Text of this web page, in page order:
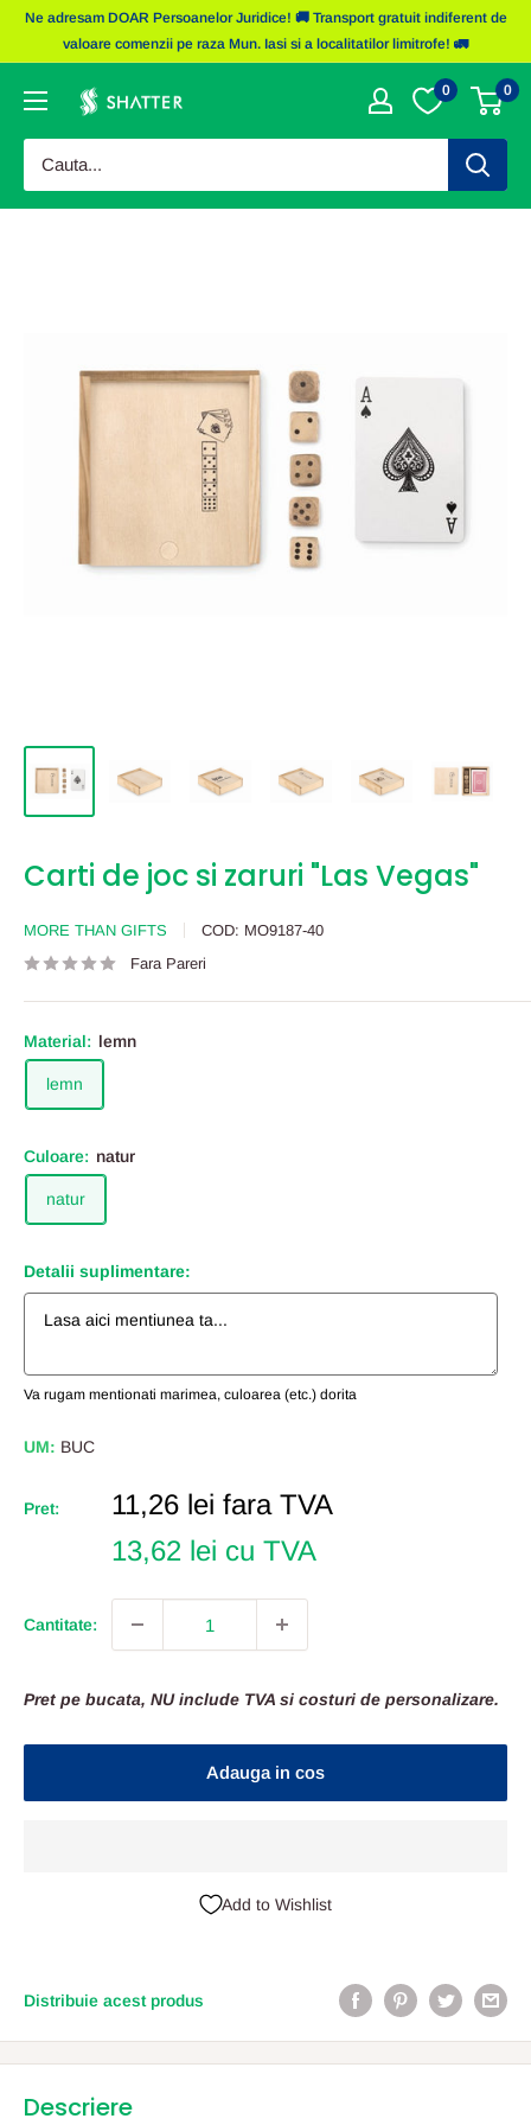
SaritiNe adresam DOAR Persoanelor Juridice! 🚚 Transport gratuit indiferent de
valoare comenzii pe raza Mun. Iasi si a localitatilor limitrofe! 🚛
Obiecte
Shatter
0 0
Carti de joc si zaruri "Las Vegas"
MORE THAN GIFTS COD: MO9187-40
Fara Pareri
Material: lemn
lemn
Culoare: natur
natur
Detalii suplimentare:
Va rugam mentionati marimea, culoarea (etc.) dorita
UM: BUC
Pret:
Pret
11,26 lei fara TVA
13,62 lei cu TVA
Cantitate:
Pret pe bucata, NU include TVA si costuri de personalizare.
Adauga in cos
Add to Wishlist
Distribuie acest produs
Descriere